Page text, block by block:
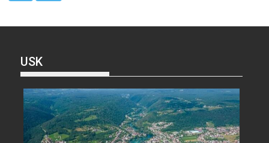
USK